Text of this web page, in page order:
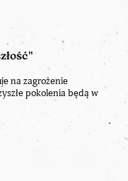
na zagrożenie
pokolenia będą w